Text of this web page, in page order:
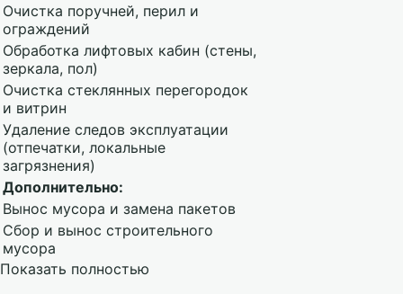
Очистка поручней, перил и
ограждений
Обработка лифтовых кабин (стены,
зеркала, пол)
Очистка стеклянных перегородок
и витрин
Удаление следов эксплуатации
(отпечатки, локальные
загрязнения)
Дополнительно:
Вынос мусора и замена пакетов
Сбор и вынос строительного
мусора
Показать полностью